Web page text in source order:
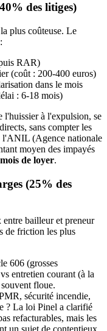
des litiges)
plus coûteuse. Le
RAR)
(coût : 200-400 euros)
dans le mois
: 6-18 mois)
l'huissier à l'expulsion, se
sans compter les
l'ANIL (Agence nationale
moyen des impayés
de loyer.
(25% des
bailleur et preneur
de friction les plus
606 (grosses
entretien courant (à la
floue.
sécurité incendie,
? La loi Pinel a clarifié
refacturables, mais les